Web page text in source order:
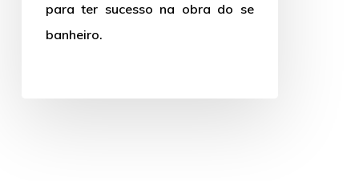
para ter sucesso na obra do se
banheiro.